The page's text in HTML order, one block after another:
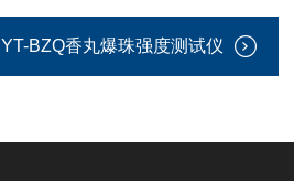
YT-BZQ香丸爆珠强度测试仪